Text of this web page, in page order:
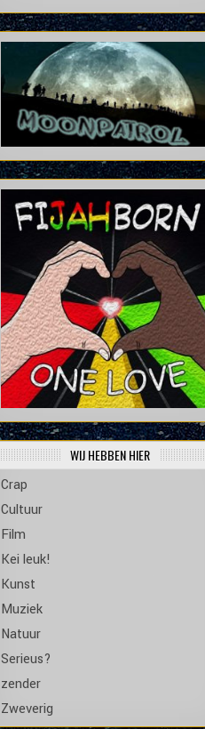
WIJ HEBBEN HIER
Crap
Cultuur
Film
Kei leuk!
Kunst
Muziek
Natuur
Serieus?
zender
Zweverig